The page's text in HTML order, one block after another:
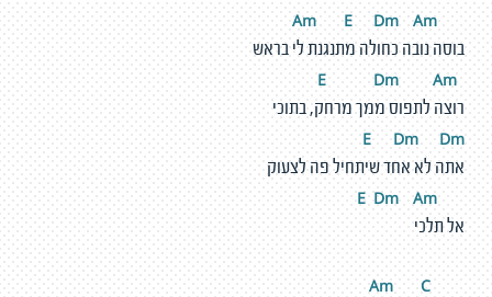
m E Dm Am
בוסה נובה כחולה מתנגנת לי בראש
Dm Am
רוצה לתפוס ממך מרחק, בתוכי
E Dm Dm
אתה לא אחד שיתחיל פה לצעוק
Dm Am
אל תלכי
m C